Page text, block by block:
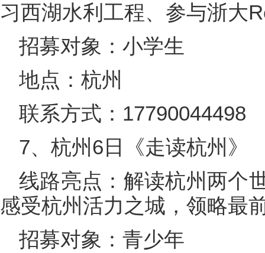
习西湖水利工程、参与浙大
招募对象：小学生
地点：杭州
联系方式：17790044498
7、杭州6日《走读杭州》
线路亮点：解读杭州两个
感受杭州活力之城，领略最
招募对象：青少年